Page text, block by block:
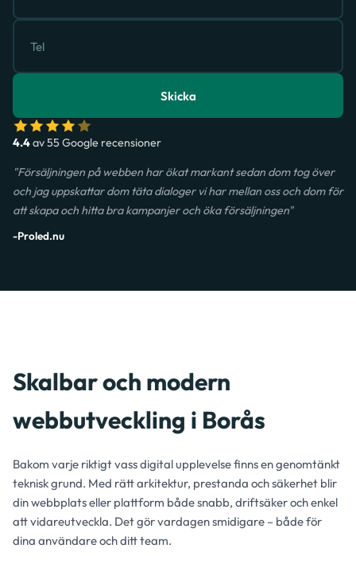
Skicka
4.4av 55 Google recensioner
"Försäljningen på webben har ökat markant sedan dom tog över
och jag uppskattar dom täta dialoger vi har mellan oss och dom för
att skapa och hitta bra kampanjer och öka försäljningen"
-Proled.nu
Skalbar och modern
webbutveckling i Borås
Bakom varje riktigt vass digital upplevelse finns en genomtänkt
teknisk grund. Med rätt arkitektur, prestanda och säkerhet blir
din webbplats eller plattform både snabb, driftsäker och enkel
att vidareutveckla. Det gör vardagen smidigare – både för
dina användare och ditt team.